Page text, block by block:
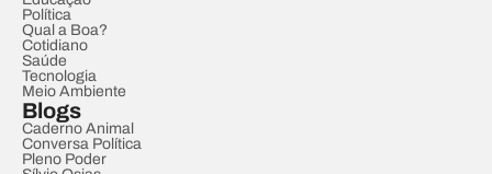
Política
Qual a Boa?
Cotidiano
Saúde
Tecnologia
Meio Ambiente
Blogs
Caderno Animal
Conversa Política
Pleno Poder